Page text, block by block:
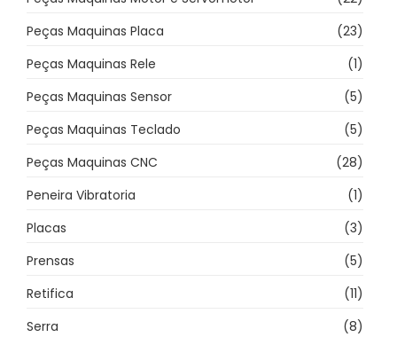
Peças Maquinas Placa
(23)
Peças Maquinas Rele
(1)
Peças Maquinas Sensor
(5)
Peças Maquinas Teclado
(5)
Peças Maquinas CNC
(28)
Peneira Vibratoria
(1)
Placas
(3)
Prensas
(5)
Retifica
(11)
Serra
(8)